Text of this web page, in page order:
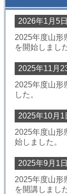
2026年1月5
2025年度山形
を開始しまし
2025年11月
2025年度山形
した。
2025年10月1
2025年度山形
始しました。
2025年9月1
2025年度山形
を開講しまし